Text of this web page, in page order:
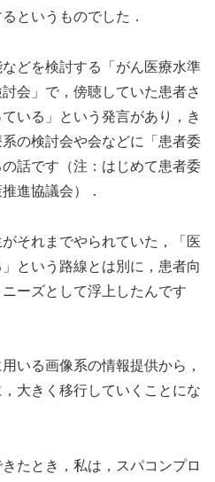
というものでした．
どを検討する「がん医療水準
会」で，傍聴していた患者さ
いる」という発言があり，き
の検討会や会などに「患者委
話です（注：はじめて患者委
進協議会）．
れまでやられていた，「医
という路線とは別に，患者向
ーズとして浮上したんです
いる画像系の情報提供から，
大きく移行していくことにな
たとき，私は，スパコンプロ